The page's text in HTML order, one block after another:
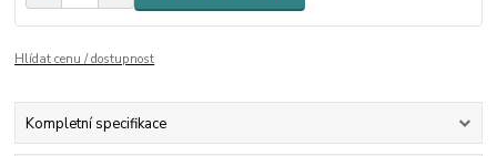
Hlídat cenu / dostupnost
Kompletní specifikace